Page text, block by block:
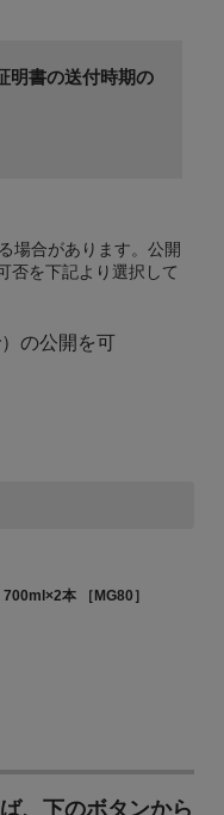
明書の送付時期の
場合があります。公開
否を下記より選択して
の公開を可
本 ［MG80］
、下のボタンから